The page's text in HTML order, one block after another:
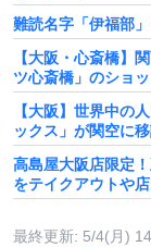
難読名字「伊福部
【大阪・心斎橋】
ツ心斎橋」のショ
【大阪】世界中の
ックス」が関空に移
高島屋大阪店限定
をテイクアウトや
最終更新: 5/4(月)